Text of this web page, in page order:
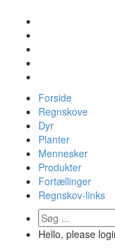
Forside
Regnskove
Dyr
Planter
Mennesker
Produkter
Fortællinger
Regnskov-links
Hello, please